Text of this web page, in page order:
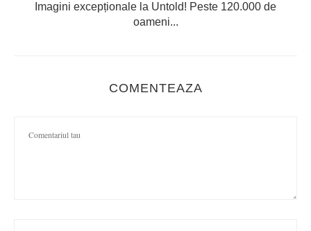
Imagini excepționale la Untold! Peste 120.000 de
oameni...
COMENTEAZA